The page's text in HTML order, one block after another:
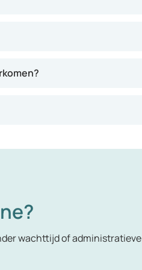
wachttijd of administratieve